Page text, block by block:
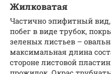
Жилковатая
Частично эпифитный
побег в виде трубок,
зеленых листьев –
максимальная длина
стороне листовой